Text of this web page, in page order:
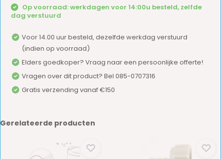
Op voorraad: werkdagen voor 14:00u besteld, zelfde
dag verstuurd
Voor 14.00 uur besteld, dezelfde werkdag verstuurd
(indien op voorraad)
Elders goedkoper? Vraag naar een persoonlijke offerte!
Vragen over dit product? Bel 085-0707316
Gratis verzending vanaf €150
Gerelateerde producten